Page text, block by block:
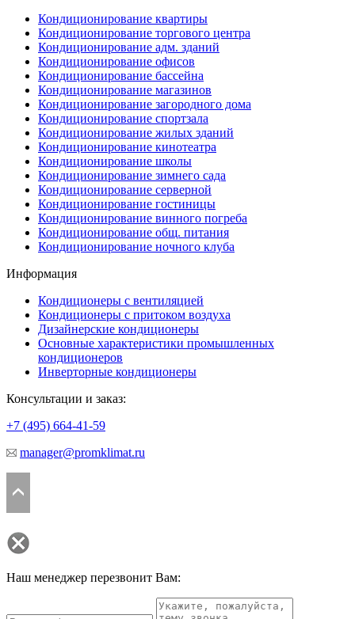
Кондиционирование квартиры
Кондиционирование торгового центра
Кондиционирование адм. зданий
Кондиционирование офисов
Кондиционирование бассейна
Кондиционирование магазинов
Кондиционирование загородного дома
Кондиционирование спортзала
Кондиционирование жилых зданий
Кондиционирование кинотеатра
Кондиционирование школы
Кондиционирование зимнего сада
Кондиционирование серверной
Кондиционирование гостиницы
Кондиционирование винного погреба
Кондиционирование общ. питания
Кондиционирование ночного клуба
Информация
Кондиционеры с вентиляцией
Кондиционеры с притоком воздуха
Дизайнерские кондиционеры
Основные характеристики промышленных
кондиционеров
Инверторные кондиционеры
Консультации и заказ:
+7 (495) 664-41-59
manager@promklimat.ru
Наш менеджер перезвонит Вам: